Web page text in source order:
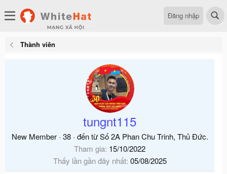
Đăng nhập
Thành viên
tungnt115
New Member · 38 · đến từ Số 2A Phan Chu Trinh, Thủ Đức.
Tham gia 15/10/2022
Thấy lần gần đây nhất 05/08/2025